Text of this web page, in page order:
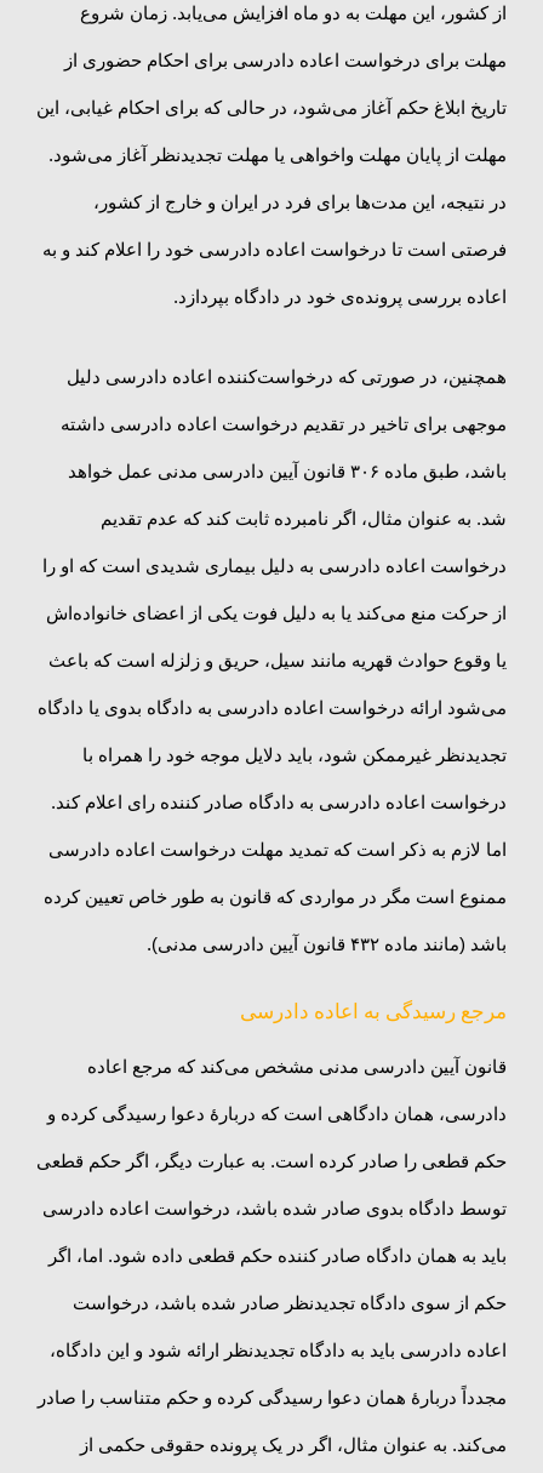
از کشور، این مهلت به دو ماه افزایش می‌یابد. زمان شروع
مهلت برای درخواست اعاده دادرسی برای احکام حضوری از
تاریخ ابلاغ حکم آغاز می‌شود، در حالی که برای احکام غیابی، این
مهلت از پایان مهلت واخواهی یا مهلت تجدیدنظر آغاز می‌شود.
در نتیجه، این مدت‌ها برای فرد در ایران و خارج از کشور،
فرصتی است تا درخواست اعاده دادرسی خود را اعلام کند و به
اعاده بررسی پرونده‌ی خود در دادگاه بپردازد.
همچنین، در صورتی که درخواست‌کننده اعاده دادرسی دلیل
موجهی برای تاخیر در تقدیم درخواست اعاده دادرسی داشته
باشد، طبق ماده ۳۰۶ قانون آیین دادرسی مدنی عمل خواهد
شد. به عنوان مثال، اگر نامبرده ثابت کند که عدم تقدیم
درخواست اعاده دادرسی به دلیل بیماری شدیدی است که او را
از حرکت منع می‌کند یا به دلیل فوت یکی از اعضای خانواده‌اش
یا وقوع حوادث قهریه مانند سیل، حریق و زلزله است که باعث
می‌شود ارائه درخواست اعاده دادرسی به دادگاه بدوی یا دادگاه
تجدیدنظر غیرممکن شود، باید دلایل موجه خود را همراه با
درخواست اعاده دادرسی به دادگاه صادر کننده رای اعلام کند.
اما لازم به ذکر است که تمدید مهلت درخواست اعاده دادرسی
ممنوع است مگر در مواردی که قانون به طور خاص تعیین کرده
باشد (مانند ماده ۴۳۲ قانون آیین دادرسی مدنی).
مرجع رسیدگی به اعاده دادرسی
قانون آیین دادرسی مدنی مشخص می‌کند که مرجع اعاده
دادرسی، همان دادگاهی است که دربارهٔ دعوا رسیدگی کرده و
حکم قطعی را صادر کرده است. به عبارت دیگر، اگر حکم قطعی
توسط دادگاه بدوی صادر شده باشد، درخواست اعاده دادرسی
باید به همان دادگاه صادر کننده حکم قطعی داده شود. اما، اگر
حکم از سوی دادگاه تجدیدنظر صادر شده باشد، درخواست
اعاده دادرسی باید به دادگاه تجدیدنظر ارائه شود و این دادگاه،
مجدداً دربارهٔ همان دعوا رسیدگی کرده و حکم متناسب را صادر
می‌کند. به عنوان مثال، اگر در یک پرونده حقوقی حکمی از